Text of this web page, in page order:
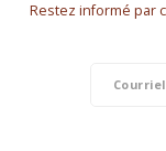
Restez informé par